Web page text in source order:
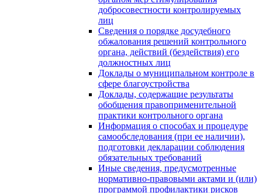
добросовестности контролируемых
лиц
Сведения о порядке досудебного
обжалования решений контрольного
органа, действий (бездействия) его
должностных лиц
Доклады о муниципальном контроле в
сфере благоустройства
Доклады, содержащие результаты
обобщения правоприменительной
практики контрольного органа
Информация о способах и процедуре
самообследования (при ее наличии),
подготовки декларации соблюдения
обязательных требований
Иные сведения, предусмотренные
нормативно-правовыми актами и (или)
программой профилактики рисков